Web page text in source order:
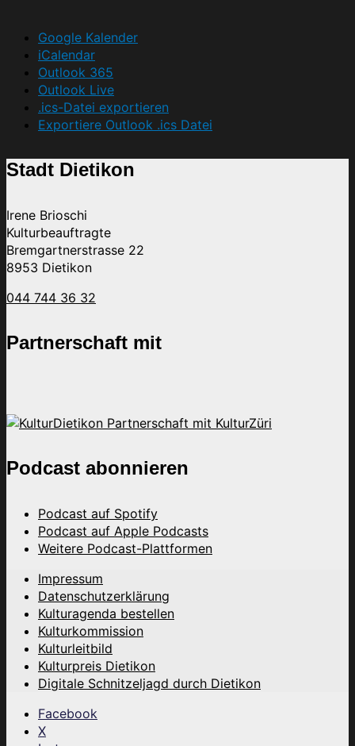
Google Kalender
iCalendar
Outlook 365
Outlook Live
.ics-Datei exportieren
Exportiere Outlook .ics Datei
Stadt Dietikon
Irene Brioschi
Kulturbeauftragte
Bremgartnerstrasse 22
8953 Dietikon
044 744 36 32
Partnerschaft mit
Podcast abonnieren
Podcast auf Spotify
Podcast auf Apple Podcasts
Weitere Podcast-Plattformen
Impressum
Datenschutzerklärung
Kulturagenda bestellen
Kulturkommission
Kulturleitbild
Kulturpreis Dietikon
Digitale Schnitzeljagd durch Dietikon
Facebook
X